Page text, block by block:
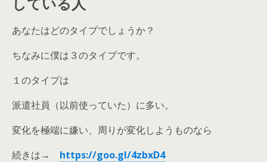
あなたはどのタイプでしょうか？
ちなみに僕は３のタイプです。
１のタイプは
派遣社員（以前使っていた）に多い。
変化を極端に嫌い、周りが変化しようものなら
続きは→ https://goo.gl/4zbxD4